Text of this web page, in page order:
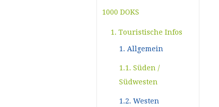
1000 DOKS
1. Touristische Infos
1. Allgemein
1.1. Süden /
Südwesten
1.2. Westen